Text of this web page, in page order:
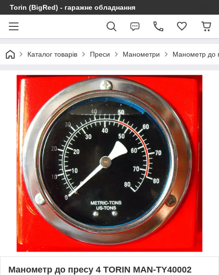
Torin (BigRed) - гаражне обладнання
Каталог товарів Преси Манометри Манометр до
Манометр до пресу 4 TORIN MAN-TY40002